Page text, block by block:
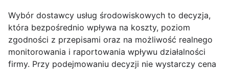
Wybór dostawcy usług środowiskowych to decyzja,
która bezpośrednio wpływa na koszty, poziom
zgodności z przepisami oraz na możliwość realnego
monitorowania i raportowania wpływu działalności
firmy. Przy podejmowaniu decyzji nie wystarczy cena